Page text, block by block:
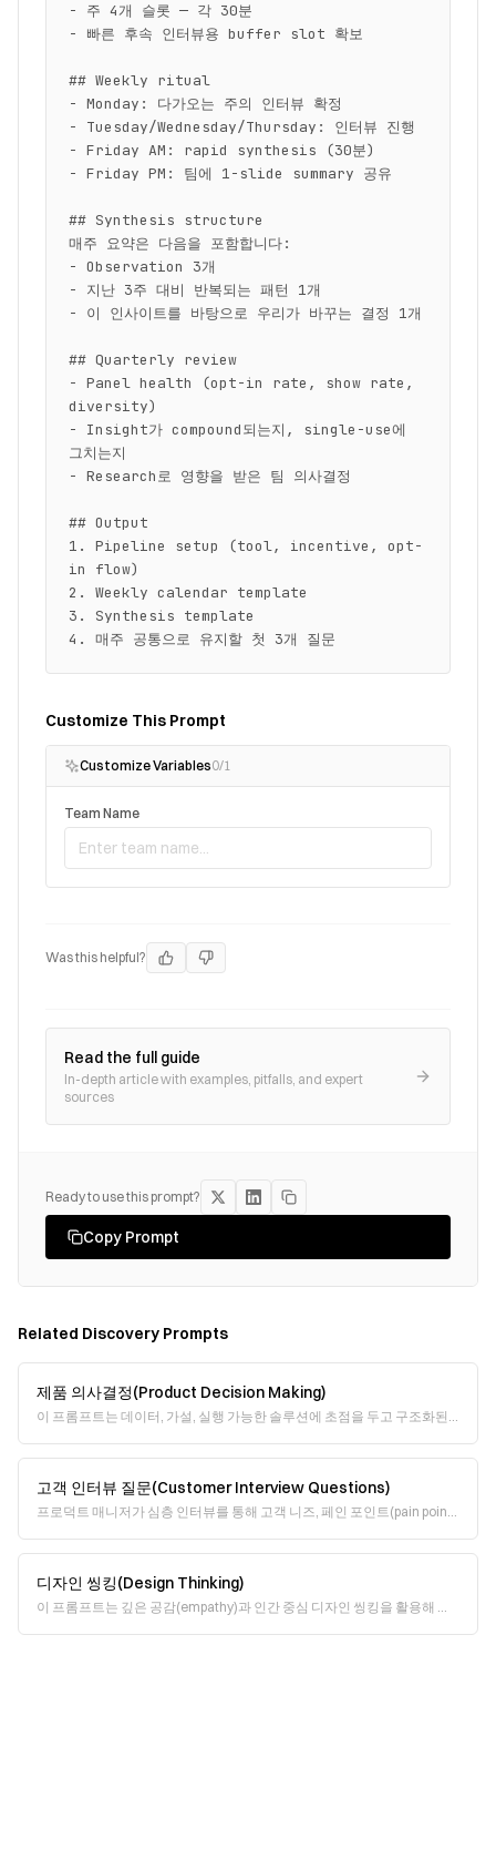
- 주 4개 슬롯 — 각 30분
- 빠른 후속 인터뷰용 buffer slot 확보
## Weekly ritual
- Monday: 다가오는 주의 인터뷰 확정
- Tuesday/Wednesday/Thursday: 인터뷰 진행
- Friday AM: rapid synthesis (30분)
- Friday PM: 팀에 1-slide summary 공유
## Synthesis structure
매주 요약은 다음을 포함합니다:
- Observation 3개
- 지난 3주 대비 반복되는 패턴 1개
- 이 인사이트를 바탕으로 우리가 바꾸는 결정 1개
## Quarterly review
- Panel health (opt-in rate, show rate,
diversity)
- Insight가 compound되는지, single-use에
그치는지
- Research로 영향을 받은 팀 의사결정
## Output
1. Pipeline setup (tool, incentive, opt-
in flow)
2. Weekly calendar template
3. Synthesis template
4. 매주 공통으로 유지할 첫 3개 질문
Customize This Prompt
Customize Variables0/1
Team Name
Was this helpful?
Read the full guide
In-depth article with examples, pitfalls, and expert
sources
Ready to use this prompt?
Copy Prompt
Related Discovery Prompts
제품 의사결정(Product Decision Making)
이 프롬프트는 데이터, 가설, 실행 가능한 솔루션에 초점을 두고 구조화된
고객 인터뷰 질문(Customer Interview Questions)
프로덕트 매니저가 심층 인터뷰를 통해 고객 니즈, 페인 포인트(pain point),
디자인 씽킹(Design Thinking)
이 프롬프트는 깊은 공감(empathy)과 인간 중심 디자인 씽킹을 활용해 사